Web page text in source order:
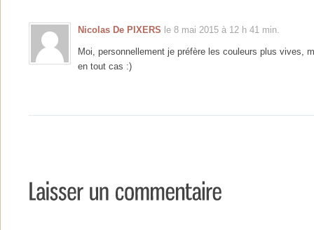
Nicolas De PIXERS le 8 mai 2015 à 12 h 41 min.
Moi, personnellement je préfère les couleurs plus vives,
en tout cas :)